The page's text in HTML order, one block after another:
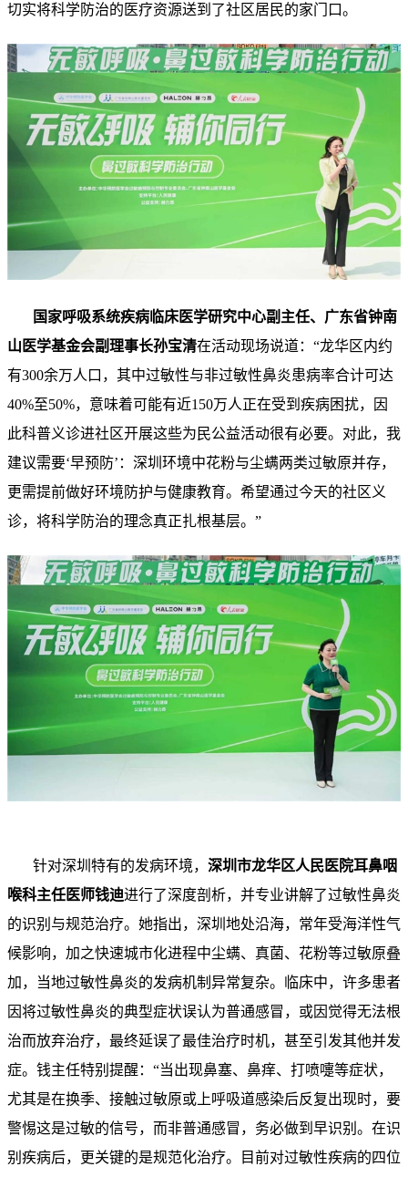
切实将科学防治的医疗资源送到了社区居民的家门口。
国家呼吸系统疾病临床医学研究中心副主任、广东省钟南
山医学基金会副理事长孙宝清在活动现场说道：“龙华区内约
有300余万人口，其中过敏性与非过敏性鼻炎患病率合计可达
40%至50%，意味着可能有近150万人正在受到疾病困扰，因
此科普义诊进社区开展这些为民公益活动很有必要。对此，我
建议需要‘早预防’：深圳环境中花粉与尘螨两类过敏原并存，
更需提前做好环境防护与健康教育。希望通过今天的社区义
诊，将科学防治的理念真正扎根基层。”
针对深圳特有的发病环境， 深圳市龙华区人民医院耳鼻咽
喉科主任医师钱迪进行了深度剖析，并专业讲解了过敏性鼻炎
的识别与规范治疗。她指出，深圳地处沿海，常年受海洋性气
候影响，加之快速城市化进程中尘螨、真菌、花粉等过敏原叠
加，当地过敏性鼻炎的发病机制异常复杂。临床中，许多患者
因将过敏性鼻炎的典型症状误认为普通感冒，或因觉得无法根
治而放弃治疗，最终延误了最佳治疗时机，甚至引发其他并发
症。钱主任特别提醒：“当出现鼻塞、鼻痒、打喷嚏等症状，
尤其是在换季、接触过敏原或上呼吸道感染后反复出现时，要
警惕这是过敏的信号，而非普通感冒，务必做到早识别。在识
别疾病后，更关键的是规范化治疗。目前对过敏性疾病的四位